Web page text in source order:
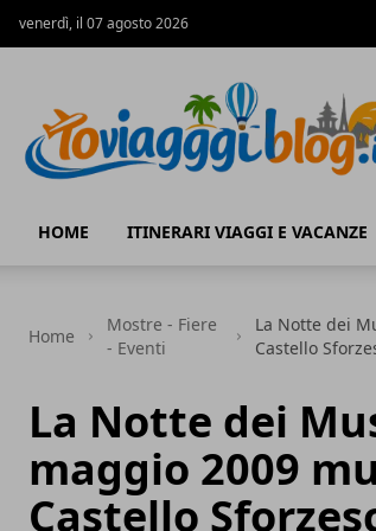
venerdì, il 07 agosto 2026
HOME ITINERARI VIAGGI E VACANZE
Home
Mostre - Fiere
- Eventi
La Notte dei
Castello
La Notte dei
maggio 2009
Castello